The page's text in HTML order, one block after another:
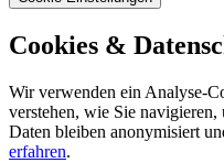
Cookies &
Wir verwenden ein Analyse-
verstehen, wie Sie navigieren,
Daten bleiben anonymisiert
erfahren.